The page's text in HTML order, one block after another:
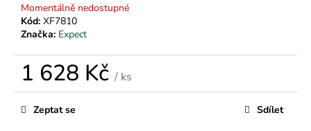
Momentálně nedostupné
Kód: XF7810
Značka: Expect
1 628 Kč / ks
Měrná
cena:Zeptat se Sdílet
o
p
o
r
č
u